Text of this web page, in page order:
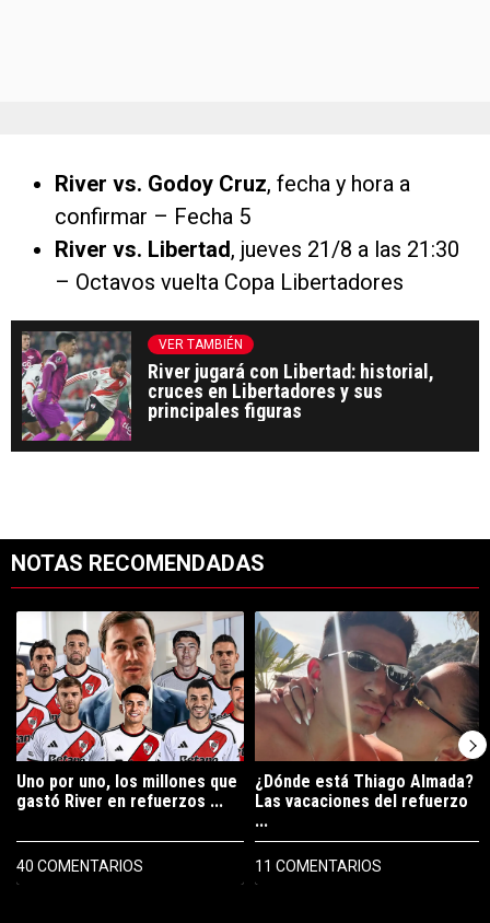
River vs. Godoy Cruz, fecha y hora a
confirmar – Fecha 5
River vs. Libertad, jueves 21/8 a las 21:30
– Octavos vuelta Copa Libertadores
VER TAMBIÉN
River jugará con Libertad: historial,
cruces en Libertadores y sus
principales figuras
NOTAS RECOMENDADAS
Un artículo de tendencia con el título "Uno por uno, los millones
Uno por uno, los millones que
gastó River en refuerzos ...
40 COMENTARIOS
Un artículo de tendencia con el
¿Dónde está Thiago Almada?
Las vacaciones del refuerzo
...
11 COMENTARIOS